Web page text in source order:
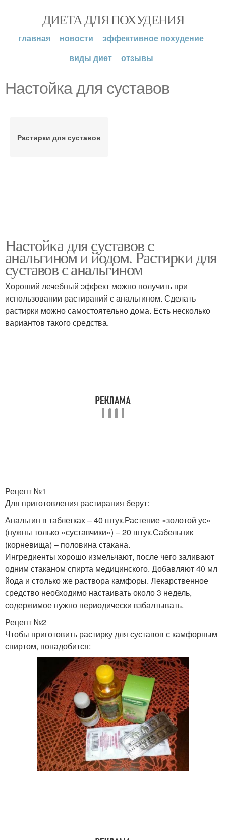
ДИЕТА ДЛЯ ПОХУДЕНИЯ
главная новости
эффективное похудение
виды диет
отзывы
Настойка для суставов
Растирки для суставов
Настойка для суставов с
анальгином и йодом. Растирки для
суставов с анальгином
Хороший лечебный эффект можно получить при
использовании растираний с анальгином. Сделать
растирки можно самостоятельно дома. Есть несколько
вариантов такого средства.
Рецепт №1
Для приготовления растирания берут:
Анальгин в таблетках – 40 штук.Растение «золотой ус»
(нужны только «суставчики») – 20 штук.Сабельник
(корневища) – половина стакана.
Ингредиенты хорошо измельчают, после чего заливают
одним стаканом спирта медицинского. Добавляют 40 мл
йода и столько же раствора камфоры. Лекарственное
средство необходимо настаивать около 3 недель,
содержимое нужно периодически взбалтывать.
Рецепт №2
Чтобы приготовить растирку для суставов с камфорным
спиртом, понадобится: